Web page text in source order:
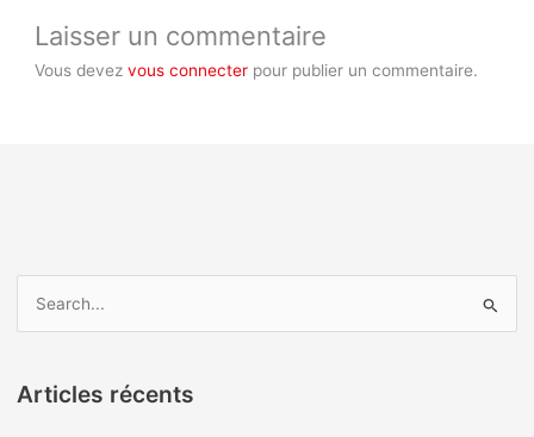
Laisser un commentaire
Vous devezvous connecter pour publier un commentaire.
h
Articles récents